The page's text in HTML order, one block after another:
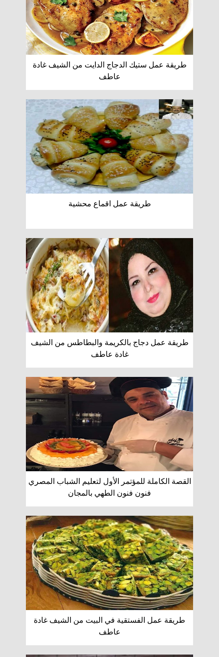
طريقة عمل ستيك الدجاج الدايت من الشيف غادة
عاطف
طريقة عمل اقماع محشية
طريقة عمل دجاج بالكريمة والبطاطس من الشيف
غادة عاطف
القصة الكاملة للمؤتمر الأول لتعليم الشباب المصري
فنون فنون الطهي بالمجان
طريقة عمل الفستقية في البيت من الشيف غادة
عاطف